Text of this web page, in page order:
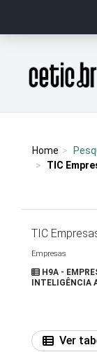
Página inicial
Home
TIC
TIC
Empresas
H9A -
INTELIGÊNCIA
Ver